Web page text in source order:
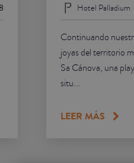
Hotel Palladium
Continuando
joyas del territorio
Sa Cánova, una
situ...
LEER MÁS